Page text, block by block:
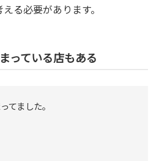
る必要があります。
っている店もある
てました。